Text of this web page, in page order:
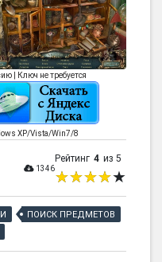
| Ключ не требуется
XP/Vista/Win7/8
1346
Рейтинг 4 из 5
ПОИСК ПРЕДМЕТОВ